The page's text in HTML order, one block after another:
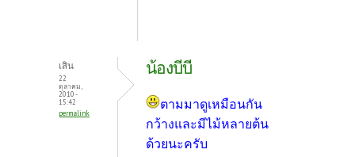
เสิน
22
ตุลาคม,
2010 -
15:42
permalink
น้องบีบี
ตามมาดูเหมือนกัน
กว้างและมีไม้หลายต้น
ด้วยนะครับ